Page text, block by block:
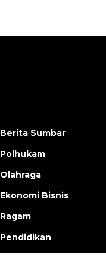
Berita Sumbar
Polhukam
Olahraga
Ekonomi Bisnis
Ragam
Pendidikan